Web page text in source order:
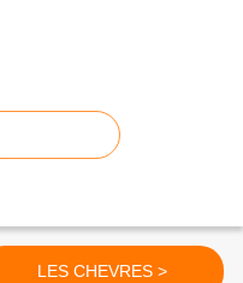
LES CHEVRES >